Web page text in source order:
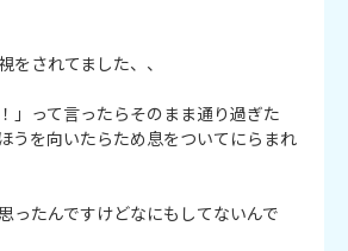
をされてました、、
」って言ったらそのまま通り過ぎた
うを向いたらため息をついてにらまれ
ったんですけどなにもしてないんで